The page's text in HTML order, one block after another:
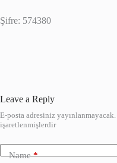
Şifre: 574380
Leave a Reply
E-posta adresiniz yayınlanmayacak.
işaretlenmişlerdir
Name*